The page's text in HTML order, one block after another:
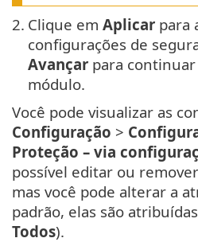
2. Clique em Aplicar para
configurações de
Avançar para
módulo.
Você pode visualizar as
Configuração >
Proteção – via
possível editar ou
mas você pode alterar a
padrão, elas são
Todos).